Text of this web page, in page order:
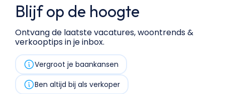
Blijf op de hoogte
Ontvang de laatste vacatures, woontrends &
verkooptips in je inbox.
Vergroot je baankansen
Ben altijd bij als verkoper